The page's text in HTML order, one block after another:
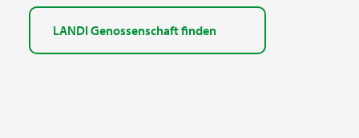
LANDI Genossenschaft finden